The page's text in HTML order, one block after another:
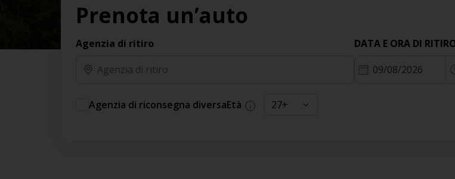
Prenota un’auto
Agenzia di ritiro DATA E ORA DI
09/08/2026
Agenzia di riconsegna diversaEtà